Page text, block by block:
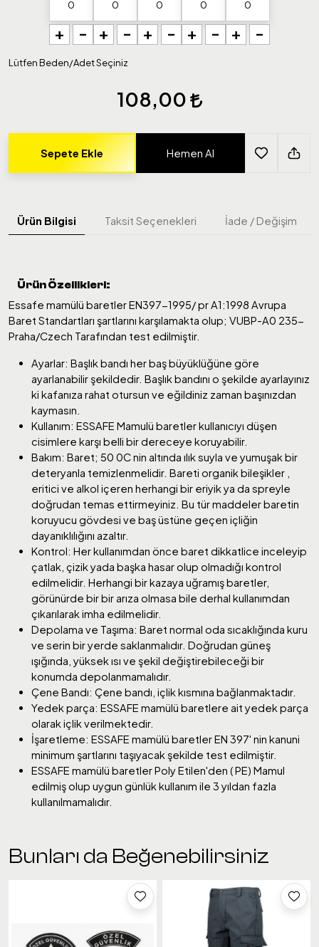
+ - + - + - + - + -
Lütfen Beden/Adet Seçiniz
108,00
Sepete Ekle Hemen Al
Ürün Bilgisi Taksit Seçenekleri İade / Değişim
Ürün Özellikleri:
Essafe mamülü baretler EN397-1995/ pr A1:1998 Avrupa
Baret Standartları şartlarını karşılamakta olup; VUBP-A0 235-
Praha/Czech Tarafından test edilmiştir.
Ayarlar: Başlık bandı her baş büyüklüğüne göre
ayarlanabilir şekildedir. Başlık bandını o şekilde ayarlayınız
ki kafanıza rahat otursun ve eğildiniz zaman başınızdan
kaymasın.
Kullanım: ESSAFE Mamulü baretler kullanıcıyı düşen
cisimlere karşı belli bir dereceye koruyabilir.
Bakım: Baret; 50 0C nin altında ılık suyla ve yumuşak bir
deteryanla temizlenmelidir. Bareti organik bileşikler ,
eritici ve alkol içeren herhangi bir eriyik ya da spreyle
doğrudan temas ettirmeyiniz. Bu tür maddeler baretin
koruyucu gövdesi ve baş üstüne geçen içliğin
dayanıklılığını azaltır.
Kontrol: Her kullanımdan önce baret dikkatlice inceleyip
çatlak, çizik yada başka hasar olup olmadığı kontrol
edilmelidir. Herhangi bir kazaya uğramış baretler,
görünürde bir bir arıza olmasa bile derhal kullanımdan
çıkarılarak imha edilmelidir.
Depolama ve Taşıma: Baret normal oda sıcaklığında kuru
ve serin bir yerde saklanmalıdır. Doğrudan güneş
ışığında, yüksek ısı ve şekil değiştirebileceği bir
konumda depolanmamalıdır.
Çene Bandı: Çene bandı, içlik kısmına bağlanmaktadır.
Yedek parça: ESSAFE mamülü baretlere ait yedek parça
olarak içlik verilmektedir.
İşaretleme: ESSAFE mamülü baretler EN 397' nin kanuni
minimum şartlarını taşıyacak şekilde test edilmiştir.
ESSAFE mamülü baretler Poly Etilen'den ( PE) Mamul
edilmiş olup uygun günlük kullanım ile 3 yıldan fazla
kullanılmamalıdır.
Bunları da Beğenebilirsiniz